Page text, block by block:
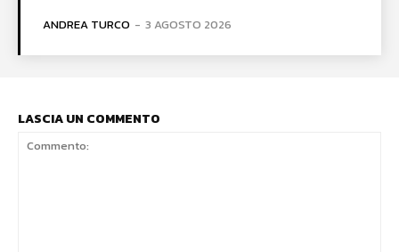
ANDREA TURCO - 3 AGOSTO 2026
LASCIA UN COMMENTO